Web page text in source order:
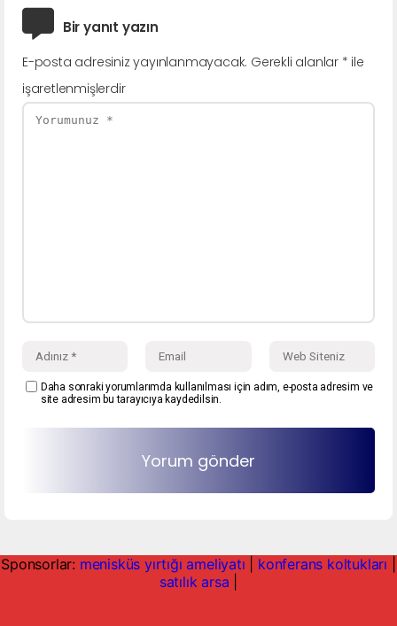
Bir yanıt yazın
E-posta adresiniz yayınlanmayacak. Gerekli alanlar * ile
işaretlenmişlerdir
Daha sonraki yorumlarımda kullanılması için adım, e-posta adresim ve
site adresim bu tarayıcıya kaydedilsin.
Sponsorlar: menisküs yırtığı ameliyatı konferans koltukları
satılık arsa